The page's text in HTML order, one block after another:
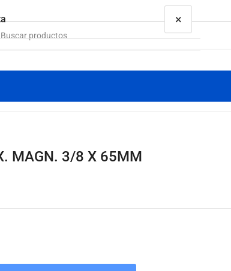
MAGN. 3/8 X 65MM
×